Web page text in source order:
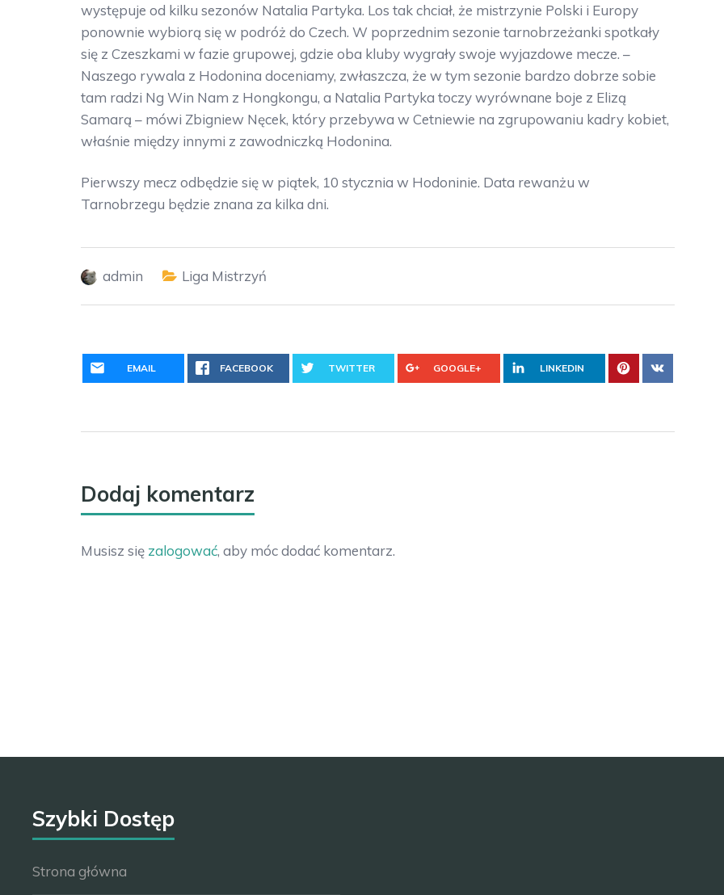
występuje od kilku sezonów Natalia Partyka. Los tak chciał, że mistrzynie Polski i Europy
ponownie wybiorą się w podróż do Czech. W poprzednim sezonie tarnobrzeżanki spotkały
się z Czeszkami w fazie grupowej, gdzie oba kluby wygrały swoje wyjazdowe mecze. –
Naszego rywala z Hodonina doceniamy, zwłaszcza, że w tym sezonie bardzo dobrze sobie
tam radzi Ng Win Nam z Hongkongu, a Natalia Partyka toczy wyrównane boje z Elizą
Samarą – mówi Zbigniew Nęcek, który przebywa w Cetniewie na zgrupowaniu kadry kobiet,
właśnie między innymi z zawodniczką Hodonina.
Pierwszy mecz odbędzie się w piątek, 10 stycznia w Hodoninie. Data rewanżu w
Tarnobrzegu będzie znana za kilka dni.
admin Liga Mistrzyń
EMAIL FACEBOOK TWITTER GOOGLE+ LINKEDIN
Dodaj komentarz
Musisz się zalogować, aby móc dodać komentarz.
Szybki Dostęp
Strona główna